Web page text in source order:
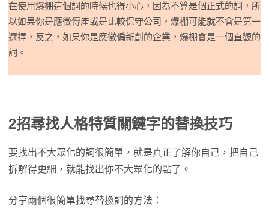
在使用爆棚這個詞的時候也得小心，因為不算是個正式的詞，所
以如果你是應徵傳產或是比較保守公司，爆棚可能就不會是第一
選擇，反之，如果你是應徵偏新創的企業，爆棚會是一個直觀的
詞。
2招尋找人格特質關鍵字的替換技巧
要找出不大眾化的詞很簡單，就是真正了解你自己，把自己
拆解得更細，就能找出你不大眾化的點了。
分享兩個很簡單找尋替換詞的方法：